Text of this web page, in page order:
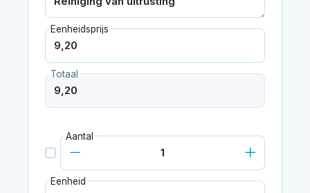
Eenheidsprijs
Totaal
Aantal
Eenheid